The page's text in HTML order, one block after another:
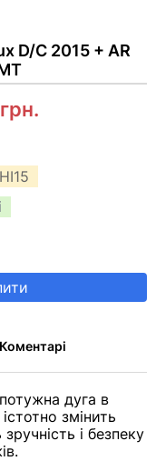
D/C 2015 + AR
грн.
Коментарі
дуга в
змінить
і безпеку